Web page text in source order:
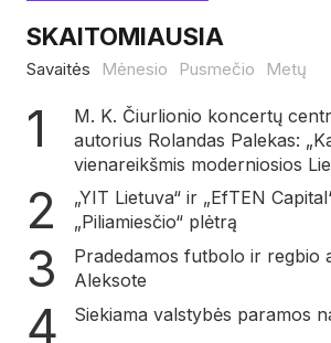
SKAITOMIAUSIA
Savaitės Mėnesio Pusmečio Metų
M. K. Čiurlionio koncertų
autorius Rolandas Palekas:
vienareikšmis moderniosios
„YIT Lietuva“ ir „EfTEN
„Piliamiesčio“ plėtrą
Pradedamos futbolo ir regbio
Aleksote
Siekiama valstybės paramos